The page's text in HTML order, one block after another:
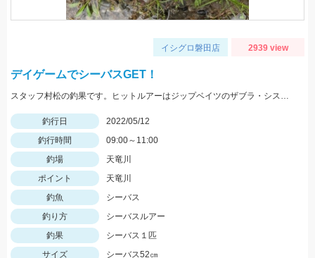
イシグロ磐田店 2939 view
デイゲームでシーバスGET！
スタッフ村松の釣果です。ヒットルアーはジップベイツのザブラ・システムミノー9Fタイダルにて！
釣行日
2022/05/12
釣行時間
09:00～11:00
釣場
天竜川
ポイント
天竜川
釣魚
シーバス
釣り方
シーバスルアー
釣果
シーバス１匹
サイズ
シーバス52㎝